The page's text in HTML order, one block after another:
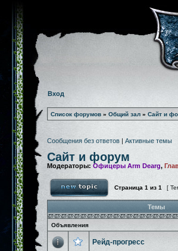
Вход
Список форумов » Общий зал » Сайт и
Сообщения без ответов | Активные темы
Сайт и форум
Модераторы: Офицеры Arm Dearg,
Страница 1 из 1 [
Темы
Объявления
Рейд-прогресс